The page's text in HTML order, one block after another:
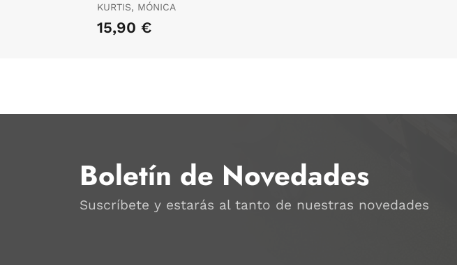
KURTIS, MÓNICA
15,90 €
Boletín de Novedades
Suscríbete y estarás al tanto de nuestras novedades